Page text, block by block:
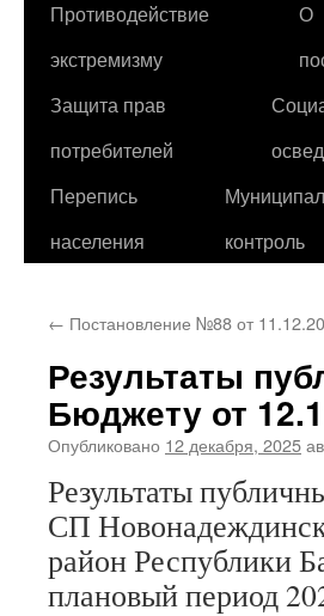
Противодействие
экстремизму
О
Защита прав
потребителей
Перепись
населения
контроль
← Постановление №88 от
Результаты
Бюджету от
Опубликовано 12 декабря, 2025
Результаты
СП
район Республики
плановый период